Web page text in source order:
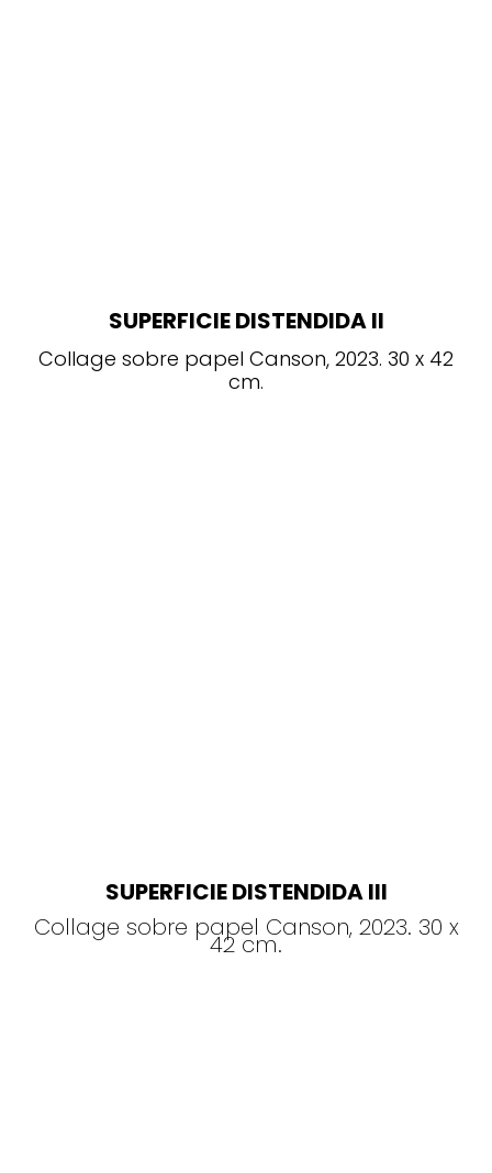
SUPERFICIE DISTENDIDA II
Collage sobre papel Canson, 2023. 30 x 42
cm.
SUPERFICIE DISTENDIDA III
Collage sobre papel Canson, 2023. 30 x
42 cm.